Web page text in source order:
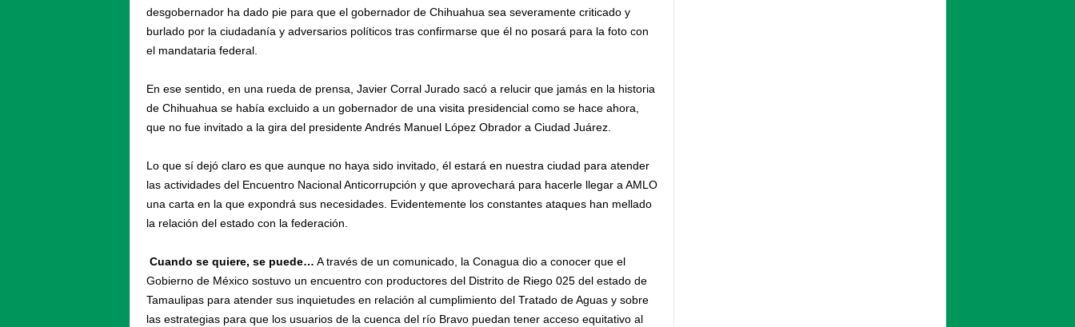
desgobernador ha dado pie para que el gobernador de Chihuahua sea severamente criticado y
burlado por la ciudadanía y adversarios políticos tras confirmarse que él no posará para la foto con
el mandataria federal.
En ese sentido, en una rueda de prensa, Javier Corral Jurado sacó a relucir que jamás en la historia
de Chihuahua se había excluido a un gobernador de una visita presidencial como se hace ahora,
que no fue invitado a la gira del presidente Andrés Manuel López Obrador a Ciudad Juárez.
Lo que sí dejó claro es que aunque no haya sido invitado, él estará en nuestra ciudad para atender
las actividades del Encuentro Nacional Anticorrupción y que aprovechará para hacerle llegar a AMLO
una carta en la que expondrá sus necesidades. Evidentemente los constantes ataques han mellado
la relación del estado con la federación.
Cuando se quiere, se puede… A través de un comunicado, la Conagua dio a conocer que el
Gobierno de México sostuvo un encuentro con productores del Distrito de Riego 025 del estado de
Tamaulipas para atender sus inquietudes en relación al cumplimiento del Tratado de Aguas y sobre
las estrategias para que los usuarios de la cuenca del río Bravo puedan tener acceso equitativo al